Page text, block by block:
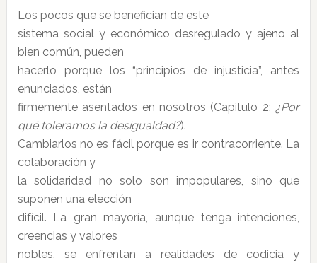
Los pocos que se benefician de este
sistema social y económico desregulado y ajeno al
bien común, pueden
hacerlo porque los “principios de injusticia”, antes
enunciados, están
firmemente asentados en nosotros (Capitulo 2:¿Por
qué toleramos la desigualdad?).
Cambiarlos no es fácil porque es ir contracorriente. La
colaboración y
la solidaridad no solo son impopulares, sino que
suponen una elección
difícil. La gran mayoría, aunque tenga intenciones,
creencias y valores
nobles, se enfrentan a realidades de codicia y